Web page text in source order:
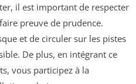
il est important de respecter
preuve de prudence.
et de circuler sur les pistes
De plus, en intégrant ce
vous participez à la